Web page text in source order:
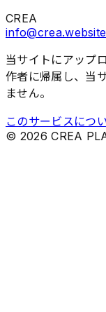
CREA
info@crea.website
当サイトにアップ
作者に帰属し、当
ません。
このサービスにつ
© 2026 CREA